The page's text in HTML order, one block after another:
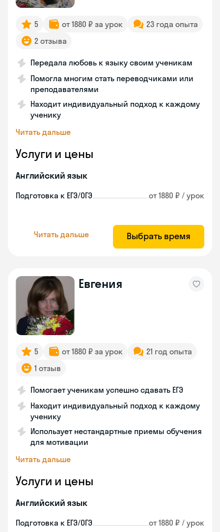
5 от 1880 ₽ за урок
23 года опыта
2 отзыва
Передала любовь к языку своим ученикам
Помогла многим стать переводчиками или
преподавателями
Находит индивидуальный подход к каждому
ученику
Читать дальше
Услуги и цены
Английский язык
Подготовка к ЕГЭ/ОГЭ от 1880 ₽ / урок
Читать дальше Выбрать время
Евгения
5 от 1880 ₽ за урок
21 год опыта
1 отзыв
Помогает ученикам успешно сдавать ЕГЭ
Находит индивидуальный подход к каждому
ученику
Использует нестандартные приемы обучения
для мотивации
Читать дальше
Услуги и цены
Английский язык
Подготовка к ЕГЭ/ОГЭ от 1880 ₽ / урок